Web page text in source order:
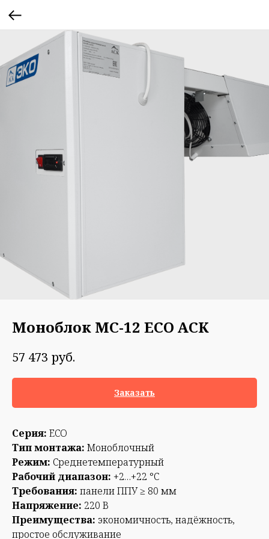
Моноблок МС-12 ECO АСК
57 473 руб.
Заказать
Серия: ECO
Тип монтажа: Моноблочный
Режим: Среднетемпературный
Рабочий диапазон: +2…+22 °С
Требования: панели ППУ ≥ 80 мм
Напряжение: 220 В
Преимущества: экономичность, надёжность,
простое обслуживание